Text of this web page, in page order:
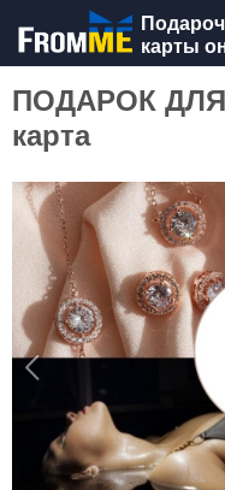
карты
ПОДАРОК ДЛЯ
карта
Previous